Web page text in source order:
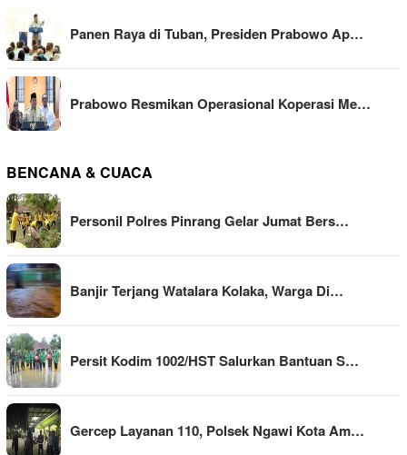
Panen Raya di Tuban, Presiden Prabowo Ap…
Prabowo Resmikan Operasional Koperasi Me…
BENCANA & CUACA
Personil Polres Pinrang Gelar Jumat Bers…
Banjir Terjang Watalara Kolaka, Warga Di…
Persit Kodim 1002/HST Salurkan Bantuan S…
Gercep Layanan 110, Polsek Ngawi Kota Am…